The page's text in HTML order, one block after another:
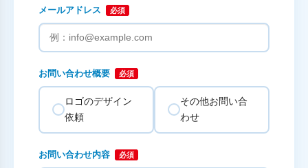
メールアドレス 必須
お問い合わせ概要 必須
ロゴのデザイン
依頼
その他お問い合
わせ
お問い合わせ内容 必須